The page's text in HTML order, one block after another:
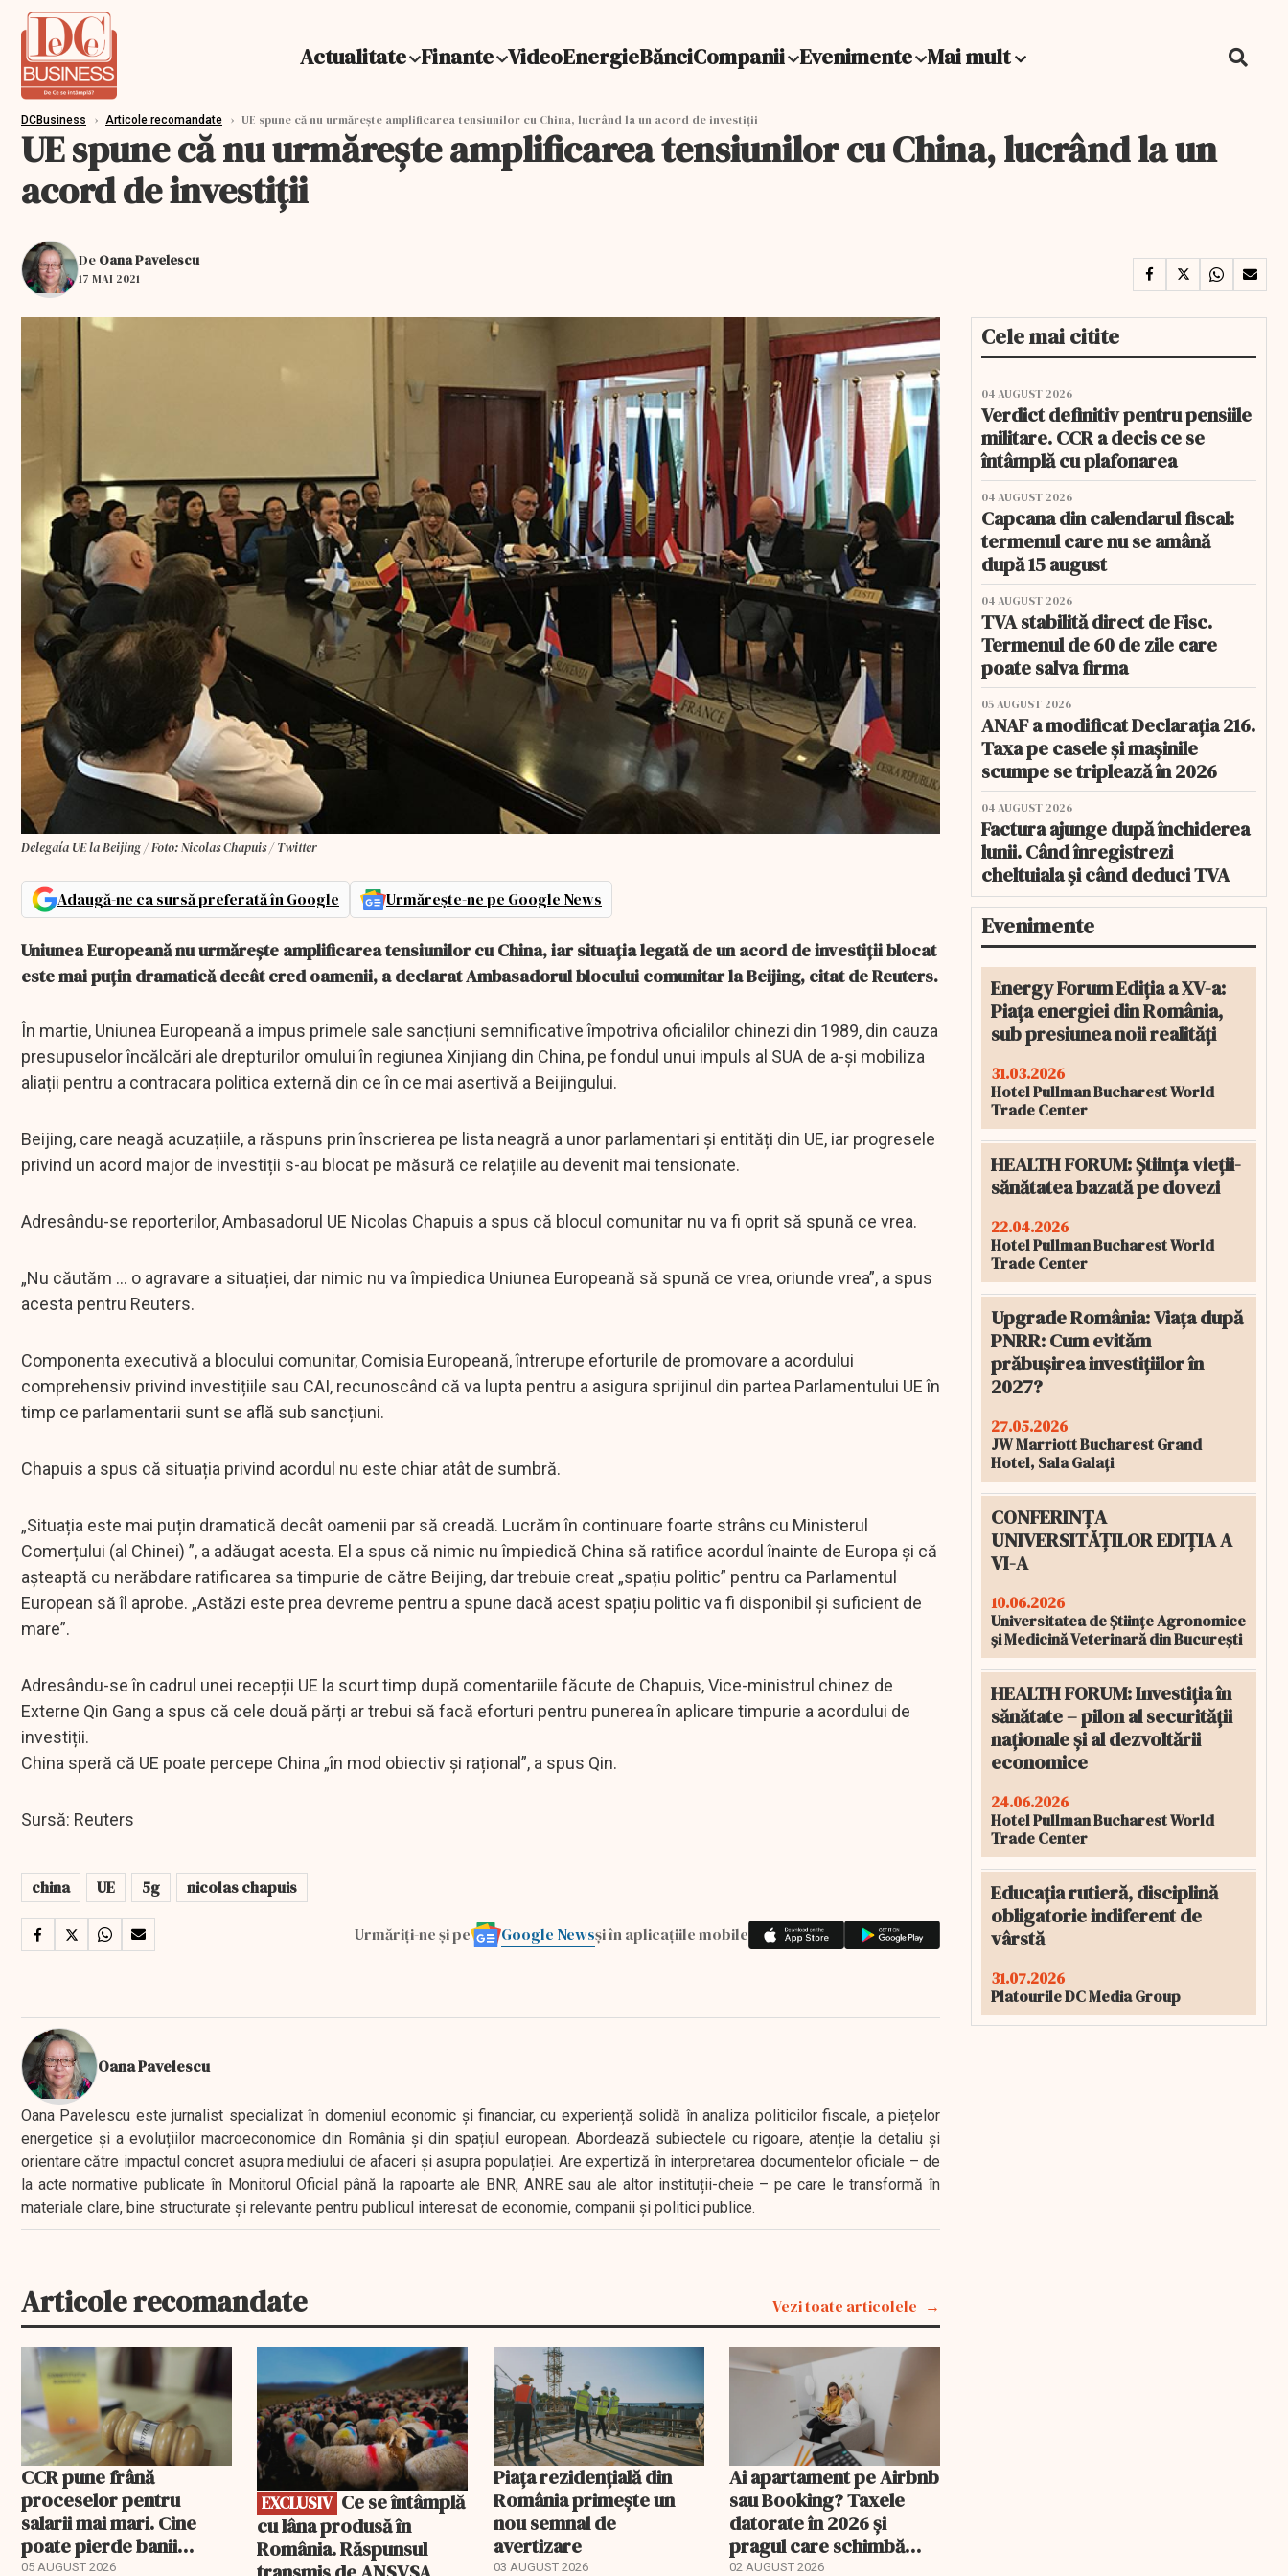
Actualitate Finante VideoEnergieBănciCompanii Evenimente Mai mult
DCBusiness › Articole recomandate › UE spune că nu urmărește amplificarea tensiunilor cu China, lucrând la un acord de investiții
UE spune că nu urmărește amplificarea tensiunilor cu China, lucrând la un
acord de investiții
De Oana Pavelescu
17 MAI 2021
Delegaía UE la Beijing / Foto: Nicolas Chapuis / Twitter
Adaugă-ne ca sursă preferată în Google Urmărește-ne pe Google News
Uniunea Europeană nu urmărește amplificarea tensiunilor cu China, iar situația legată de un acord de investiții blocat
este mai puțin dramatică decât cred oamenii, a declarat Ambasadorul blocului comunitar la Beijing, citat de Reuters.
În martie, Uniunea Europeană a impus primele sale sancțiuni semnificative împotriva oficialilor chinezi din 1989, din cauza
presupuselor încălcări ale drepturilor omului în regiunea Xinjiang din China, pe fondul unui impuls al SUA de a-și mobiliza
aliații pentru a contracara politica externă din ce în ce mai asertivă a Beijingului.
Beijing, care neagă acuzațiile, a răspuns prin înscrierea pe lista neagră a unor parlamentari și entități din UE, iar progresele
privind un acord major de investiții s-au blocat pe măsură ce relațiile au devenit mai tensionate.
Adresându-se reporterilor, Ambasadorul UE Nicolas Chapuis a spus că blocul comunitar nu va fi oprit să spună ce vrea.
„Nu căutăm ... o agravare a situației, dar nimic nu va împiedica Uniunea Europeană să spună ce vrea, oriunde vrea”, a spus
acesta pentru Reuters.
Componenta executivă a blocului comunitar, Comisia Europeană, întrerupe eforturile de promovare a acordului
comprehensiv privind investițiile sau CAI, recunoscând că va lupta pentru a asigura sprijinul din partea Parlamentului UE în
timp ce parlamentarii sunt se află sub sancțiuni.
Chapuis a spus că situația privind acordul nu este chiar atât de sumbră.
„Situația este mai puțin dramatică decât oamenii par să creadă. Lucrăm în continuare foarte strâns cu Ministerul
Comerțului (al Chinei) ”, a adăugat acesta. El a spus că nimic nu împiedică China să ratifice acordul înainte de Europa și că
așteaptă cu nerăbdare ratificarea sa timpurie de către Beijing, dar trebuie creat „spațiu politic” pentru ca Parlamentul
European să îl aprobe. „Astăzi este prea devreme pentru a spune dacă acest spațiu politic va fi disponibil și suficient de
mare”.
Adresându-se în cadrul unei recepții UE la scurt timp după comentariile făcute de Chapuis, Vice-ministrul chinez de
Externe Qin Gang a spus că cele două părți ar trebui să facă eforturi pentru punerea în aplicare timpurie a acordului de
investiții.
China speră că UE poate percepe China „în mod obiectiv și rațional”, a spus Qin.
Sursă: Reuters
china UE 5g nicolas chapuis
Urmăriți-ne și pe Google Newsși în aplicațiile mobile
Oana Pavelescu
Oana Pavelescu este jurnalist specializat în domeniul economic și financiar, cu experiență solidă în analiza politicilor fiscale, a piețelor
energetice și a evoluțiilor macroeconomice din România și din spațiul european. Abordează subiectele cu rigoare, atenție la detaliu și
orientare către impactul concret asupra mediului de afaceri și asupra populației. Are expertiză în interpretarea documentelor oficiale – de
la acte normative publicate în Monitorul Oficial până la rapoarte ale BNR, ANRE sau ale altor instituții-cheie – pe care le transformă în
materiale clare, bine structurate și relevante pentru publicul interesat de economie, companii și politici publice.
Articole recomandate Vezi toate articolele
CCR pune frână
proceselor pentru
salarii mai mari. Cine
poate pierde banii
ceruți statului
05 AUGUST 2026
EXCLUSIV
EXCLUSIV
cu lâna produsă în
România. Răspunsul
Piața rezidențială din
România primește un
nou semnal de
avertizare
03 AUGUST 2026
Ai apartament pe Airbnb
sau Booking? Taxele
datorate în 2026 și
pragul care schimbă
regimul fiscal
02 AUGUST 2026
Cele mai citite
04 AUGUST 2026
Verdict definitiv pentru pensiile
militare. CCR a decis ce se
întâmplă cu plafonarea
04 AUGUST 2026
Capcana din calendarul fiscal:
termenul care nu se amână
după 15 august
04 AUGUST 2026
TVA stabilită direct de Fisc.
Termenul de 60 de zile care
poate salva firma
05 AUGUST 2026
ANAF a modificat Declarația 216.
Taxa pe casele și mașinile
scumpe se triplează în 2026
04 AUGUST 2026
Factura ajunge după închiderea
lunii. Când înregistrezi
cheltuiala și când deduci TVA
Evenimente
Energy Forum Ediția a XV-a:
Piața energiei din România,
sub presiunea noii realități
31.03.2026
Hotel Pullman Bucharest World
Trade Center
HEALTH FORUM: Știința vieții-
sănătatea bazată pe dovezi
22.04.2026
Hotel Pullman Bucharest World
Trade Center
Upgrade România: Viața după
PNRR: Cum evităm
prăbușirea investițiilor în
2027?
27.05.2026
JW Marriott Bucharest Grand
Hotel, Sala Galați
CONFERINȚA
UNIVERSITĂȚILOR EDIȚIA A
VI-A
10.06.2026
Universitatea de Științe Agronomice
și Medicină Veterinară din București
HEALTH FORUM: Investiția în
sănătate – pilon al securității
naționale și al dezvoltării
economice
24.06.2026
Hotel Pullman Bucharest World
Trade Center
Educația rutieră, disciplină
obligatorie indiferent de
vârstă
31.07.2026
Platourile DC Media Group